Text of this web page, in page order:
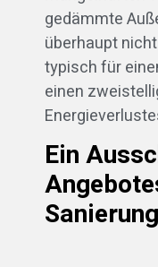
gedämmte
überhaupt
typisch für
einen
Ein